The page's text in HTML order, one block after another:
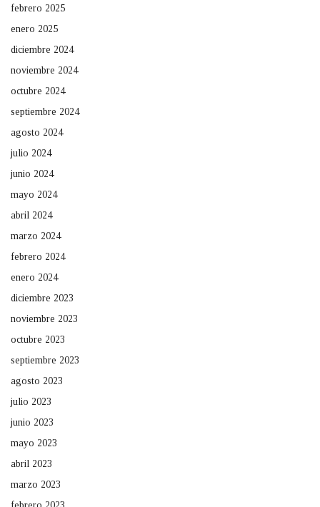
febrero 2025
enero 2025
diciembre 2024
noviembre 2024
octubre 2024
septiembre 2024
agosto 2024
julio 2024
junio 2024
mayo 2024
abril 2024
marzo 2024
febrero 2024
enero 2024
diciembre 2023
noviembre 2023
octubre 2023
septiembre 2023
agosto 2023
julio 2023
junio 2023
mayo 2023
abril 2023
marzo 2023